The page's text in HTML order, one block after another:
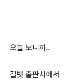
오늘 보니까..
길벗 출판사에서